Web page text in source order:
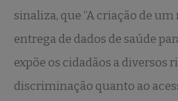
sinaliza, que “A criação de
entrega de dados de saúde
expõe os cidadãos a diversos
discriminação quanto ao